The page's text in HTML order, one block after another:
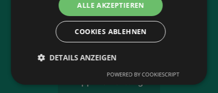
Neu in der Stadt? Auf unserer Karte findest du
alle Anbieter in deiner Nähe.
ALLE AKZEPTIEREN
COOKIES ABLEHNEN
DETAILS ANZEIGEN
POWERED BY COOKIESCRIPT